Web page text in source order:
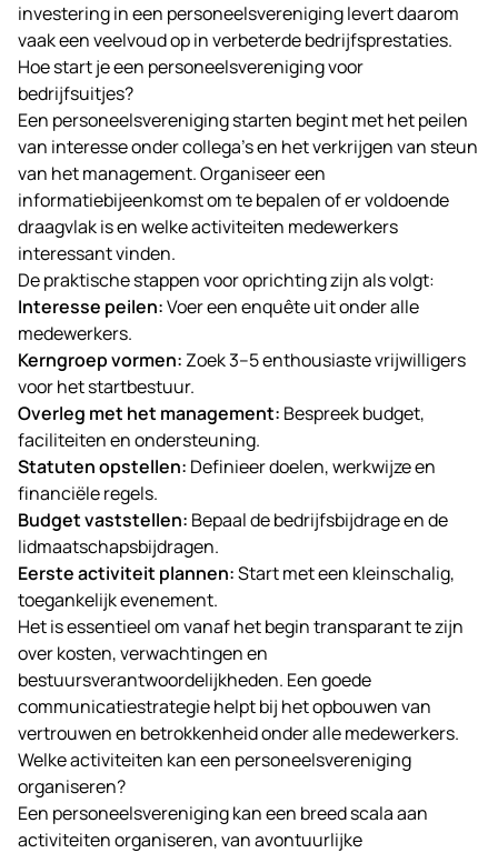
investering in een personeelsvereniging levert daarom
vaak een veelvoud op in verbeterde bedrijfsprestaties.
Hoe start je een personeelsvereniging voor
bedrijfsuitjes?
Een personeelsvereniging starten begint met het peilen
van interesse onder collega’s en het verkrijgen van steun
van het management. Organiseer een
informatiebijeenkomst om te bepalen of er voldoende
draagvlak is en welke activiteiten medewerkers
interessant vinden.
De praktische stappen voor oprichting zijn als volgt:
Interesse peilen:Voer een enquête uit onder alle
medewerkers.
Kerngroep vormen: Zoek 3–5 enthousiaste vrijwilligers
voor het startbestuur.
Overleg met het management: Bespreek budget,
faciliteiten en ondersteuning.
Statuten opstellen: Definieer doelen, werkwijze en
financiële regels.
Budget vaststellen: Bepaal de bedrijfsbijdrage en de
lidmaatschapsbijdragen.
Eerste activiteit plannen:Start met een kleinschalig,
toegankelijk evenement.
Het is essentieel om vanaf het begin transparant te zijn
over kosten, verwachtingen en
bestuursverantwoordelijkheden. Een goede
communicatiestrategie helpt bij het opbouwen van
vertrouwen en betrokkenheid onder alle medewerkers.
Welke activiteiten kan een personeelsvereniging
organiseren?
Een personeelsvereniging kan een breed scala aan
activiteiten organiseren, van avontuurlijke